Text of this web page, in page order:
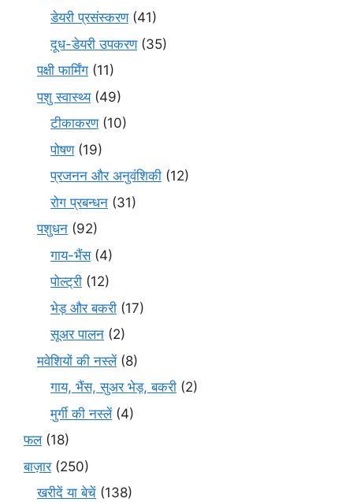
डेयरी प्रसंस्करण(41)
दूध-डेयरी उपकरण(35)
पक्षी फार्मिंग (11)
पशु स्वास्थ्य(49)
टीकाकरण(10)
पोषण(19)
प्रजनन और अनुवंशिकी (12)
रोग प्रबन्धन (31)
पशुधन (92)
गाय-भैंस(4)
पोल्ट्री (12)
भेड़ और बकरी (17)
सूअर पालन (2)
मवेशियों की नस्लें(8)
गाय, भैंस, सुअर भेड़, बकरी (2)
मुर्गी की नस्लें(4)
फल(18)
बाज़ार(250)
खरीदें या बेचें (138)